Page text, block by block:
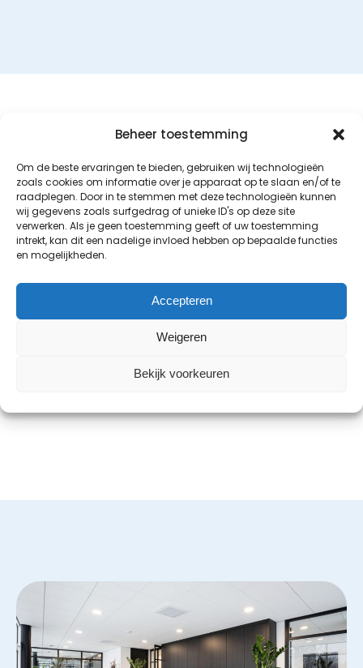
Beheer toestemming
Om de beste ervaringen te bieden, gebruiken wij technologieën
zoals cookies om informatie over je apparaat op te slaan en/of te
raadplegen. Door in te stemmen met deze technologieën kunnen
wij gegevens zoals surfgedrag of unieke ID's op deze site
verwerken. Als je geen toestemming geeft of uw toestemming
intrekt, kan dit een nadelige invloed hebben op bepaalde functies
en mogelijkheden.
Accepteren
Weigeren
Bekijk voorkeuren
Ons bedrijf in beeld